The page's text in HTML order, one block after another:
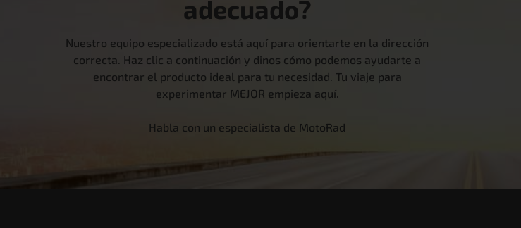
adecuado?
Nuestro equipo especializado está aquí para orientarte en la dirección
correcta. Haz clic a continuación y dinos cómo podemos ayudarte a
encontrar el producto ideal para tu necesidad. Tu viaje para
experimentar MEJOR empieza aquí.
Habla con un especialista de MotoRad